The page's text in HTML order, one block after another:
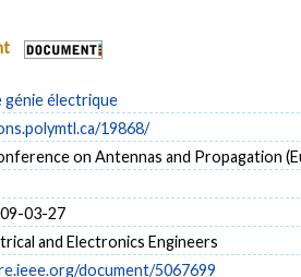
électrique
19868/
on Antennas and Propagation
03-27
and Electronics Engineers
document/5067699